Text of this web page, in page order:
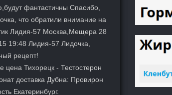
фантастичны Спасибо,
что обратили внимание на
Лидия-57 Москва,Мещера 28
19:48 Лидия-57 Лидочка,
рецепт!
цена Тихорецк - Тестостерон
доставка Дубна: Провирон
Екатеринбург.